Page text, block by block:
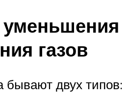
газов
бывают двух типов: